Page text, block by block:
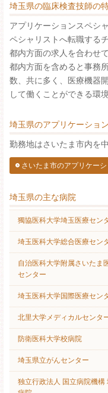
埼玉県の臨床検査技師の
アプリケーションスペシ
ペシャリストへ転職する
都内方面の求人を合わせ
都内方面を含めると事務
数、共に多く、医療機器
して働くことができる環
埼玉県のアプリケーショ
勤務地はさいたま市内を
さいたま市のアプリケー
埼玉県の主な病院
獨協医科大学埼玉医療セン
埼玉医科大学総合医療セン
自治医科大学附属さいたま
センター
埼玉医科大学国際医療セン
北里大学メディカルセンタ
防衛医科大学校病院
埼玉県立がんセンター
独立行政法人 国立病院機構